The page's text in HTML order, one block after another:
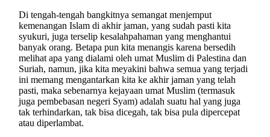
Di tengah-tengah bangkitnya semangat menjemput
kemenangan Islam di akhir jaman, yang sudah pasti kita
syukuri, juga terselip kesalahpahaman yang menghantui
banyak orang. Betapa pun kita menangis karena bersedih
melihat apa yang dialami oleh umat Muslim di Palestina dan
Suriah, namun, jika kita meyakini bahwa semua yang terjadi
ini memang mengantarkan kita ke akhir jaman yang telah
pasti, maka sebenarnya kejayaan umat Muslim (termasuk
juga pembebasan negeri Syam) adalah suatu hal yang juga
tak terhindarkan, tak bisa dicegah, tak bisa pula dipercepat
atau diperlambat.